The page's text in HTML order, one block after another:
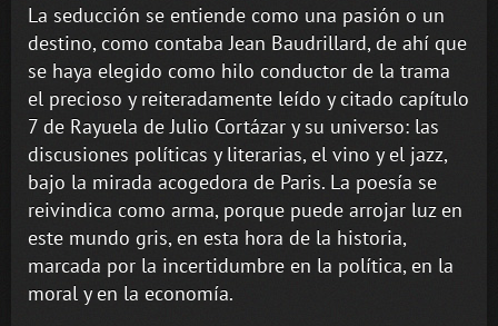
La seducción se entiende como una pasión o un
destino, como contaba Jean Baudrillard, de ahí que
se haya elegido como hilo conductor de la trama
el precioso y reiteradamente leído y citado capítulo
7 de Rayuela de Julio Cortázar y su universo: las
discusiones políticas y literarias, el vino y el jazz,
bajo la mirada acogedora de Paris. La poesía se
reivindica como arma, porque puede arrojar luz en
este mundo gris, en esta hora de la historia,
marcada por la incertidumbre en la política, en la
moral y en la economía.